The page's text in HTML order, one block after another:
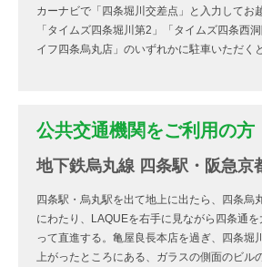
カーナビで「四条堀川交差点」と入力してお
「タイムズ四条堀川第2」「タイムズ四条西
イフ四条烏丸店」のいずれかに駐車いただく
公共交通機関をご利用の方
地下鉄烏丸線 四条駅・阪急京
四条駅・烏丸駅を出て地上に出たら、四条烏
にわたり、LAQUEを右手に見ながら四条通
って直進する。亀屋良長本店を過ぎ、四条堀
上がったところにある、ガラスの側面のビル